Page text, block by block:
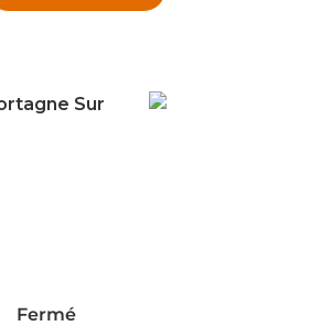
Sur
Fermé